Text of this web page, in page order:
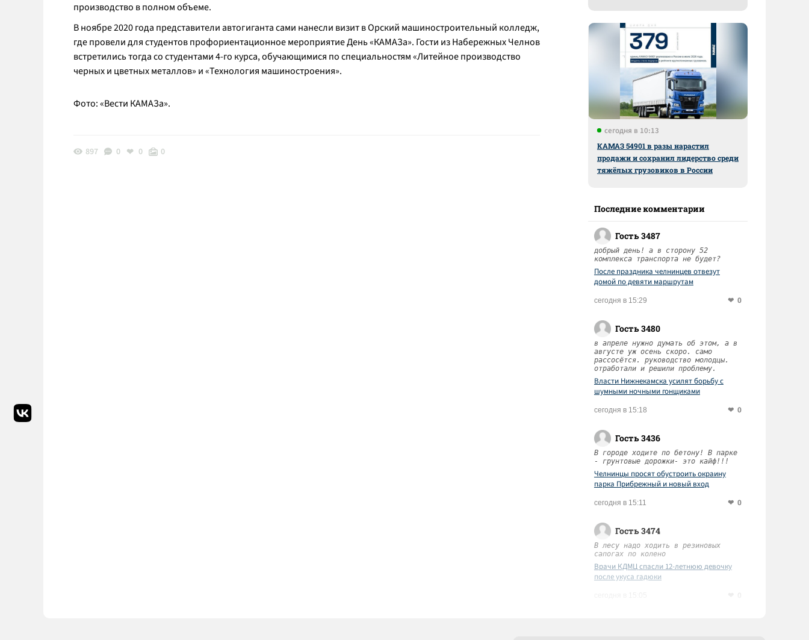
производство в полном объеме.
В ноябре 2020 года представители автогиганта сами нанесли визит в Орский машиностроительный колледж,
где провели для студентов профориентационное мероприятие День «КАМАЗа». Гости из Набережных Челнов
встретились тогда со студентами 4-го курса, обучающимися по специальностям «Литейное производство
черных и цветных металлов» и «Технология машиностроения».
Фото: «Вести КАМАЗа».
897 0 0 0
сегодня в 10:13
КАМАЗ 54901 в разы нарастил
продажи и сохранил лидерство среди
тяжёлых грузовиков в России
Последние комментарии
Гость 3487
добрый день! а в сторону 52
комплекса транспорта не будет?
После праздника челнинцев отвезут
домой по девяти маршрутам
сегодня в 15:29 0
Гость 3480
в апреле нужно думать об этом, а в
августе уж осень скоро. само
рассосётся. руководство молодцы.
отработали и решили проблему.
Власти Нижнекамска усилят борьбу с
шумными ночными гонщиками
сегодня в 15:18 0
Гость 3436
В городе ходите по бетону! В парке
- грунтовые дорожки- это кайф!!!
Челнинцы просят обустроить окраину
парка Прибрежный и новый вход
сегодня в 15:11 0
Гость 3474
В лесу надо ходить в резиновых
сапогах по колено
Врачи КДМЦ спасли 12-летнюю девочку
после укуса гадюки